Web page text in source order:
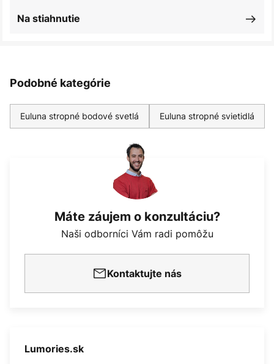
Na stiahnutie
Podobné kategórie
Euluna stropné bodové svetlá Euluna stropné svietidlá
Máte záujem o konzultáciu?
Naši odborníci Vám radi pomôžu
Kontaktujte nás
Lumories.sk